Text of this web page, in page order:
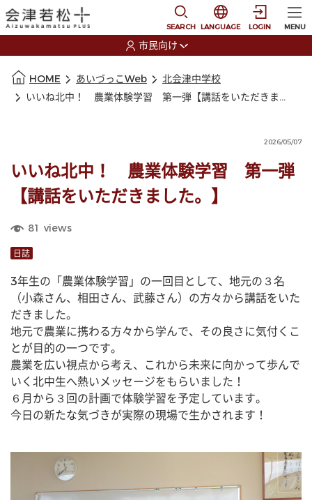
SEARCH
選択すると言語の切
LANGUAGE LOGIN MENU
市民向け
HOME あいづっこWeb
北会津中学校
いいね北中！ 農業体験学習 第一弾【講話をいただきました。】
2026/05/07
いいね北中！ 農業体験学習 第一弾
【講話をいただきました。】
81 views
日誌
3年生の「農業体験学習」の一回目として、地元の３名
（小森さん、相田さん、武藤さん）の方々から講話をいた
だきました。
地元で農業に携わる方々から学んで、その良さに気付くこ
とが目的の一つです。
農業を広い視点から考え、これから未来に向かって歩んで
いく北中生へ熱いメッセージをもらいました！
６月から３回の計画で体験学習を予定しています。
今日の新たな気づきが実際の現場で生かされます！